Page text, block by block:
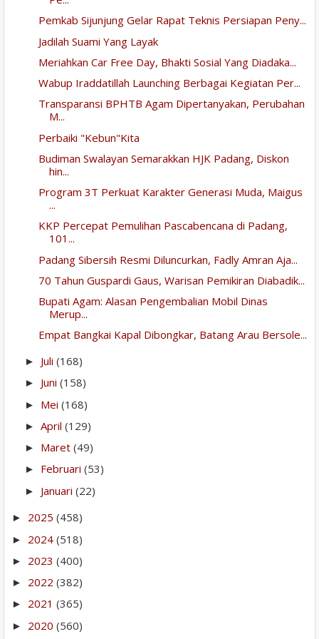
Pemkab Sijunjung Gelar Rapat Teknis Persiapan Peny...
Jadilah Suami Yang Layak
Meriahkan Car Free Day, Bhakti Sosial Yang Diadaka...
Wabup Iraddatillah Launching Berbagai Kegiatan Per...
Transparansi BPHTB Agam Dipertanyakan, Perubahan
M...
Perbaiki "Kebun"Kita
Budiman Swalayan Semarakkan HJK Padang, Diskon
hin...
Program 3T Perkuat Karakter Generasi Muda, Maigus
...
KKP Percepat Pemulihan Pascabencana di Padang,
101...
Padang Sibersih Resmi Diluncurkan, Fadly Amran Aja...
70 Tahun Guspardi Gaus, Warisan Pemikiran Diabadik...
Bupati Agam: Alasan Pengembalian Mobil Dinas
Merup...
Empat Bangkai Kapal Dibongkar, Batang Arau Bersole...
► Juli (168)
► Juni (158)
► Mei (168)
► April (129)
► Maret (49)
► Februari (53)
► Januari (22)
► 2025 (458)
► 2024 (518)
► 2023 (400)
► 2022 (382)
► 2021 (365)
► 2020 (560)